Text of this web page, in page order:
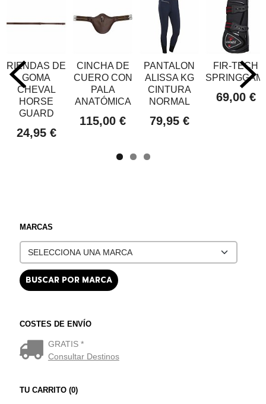
MARCAS
COSTES DE ENVÍO
GRATIS *
Consultar Destinos
TU CARRITO (0)
RIENDAS DE
GOMA
CHEVAL
HORSE
GUARD
24,95 €
CINCHA DE
CUERO CON
PALA
ANATÓMICA
115,00 €
PANTALON
ALISSA KG
CINTURA
NORMAL
79,95 €
FIR-TECH
69,00 €